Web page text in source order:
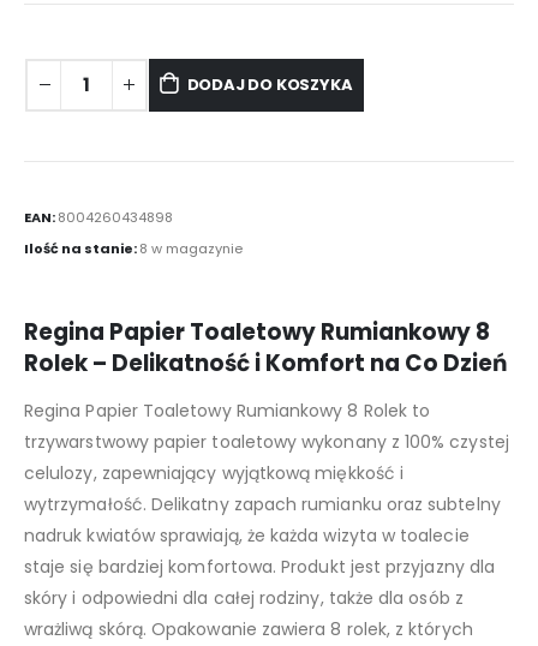
DODAJ DO KOSZYKA
EAN:8004260434898
Ilość na stanie:8 w magazynie
Regina Papier Toaletowy Rumiankowy 8
Rolek – Delikatność i Komfort na Co Dzień
Regina Papier Toaletowy Rumiankowy 8 Rolek to
trzywarstwowy papier toaletowy wykonany z 100% czystej
celulozy, zapewniający wyjątkową miękkość i
wytrzymałość. Delikatny zapach rumianku oraz subtelny
nadruk kwiatów sprawiają, że każda wizyta w toalecie
staje się bardziej komfortowa. Produkt jest przyjazny dla
skóry i odpowiedni dla całej rodziny, także dla osób z
wrażliwą skórą. Opakowanie zawiera 8 rolek, z których